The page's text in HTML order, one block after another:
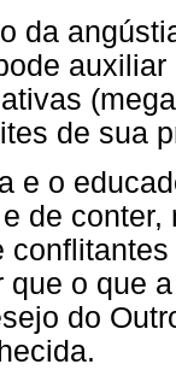
da
de sua
e o
de
que o que
do